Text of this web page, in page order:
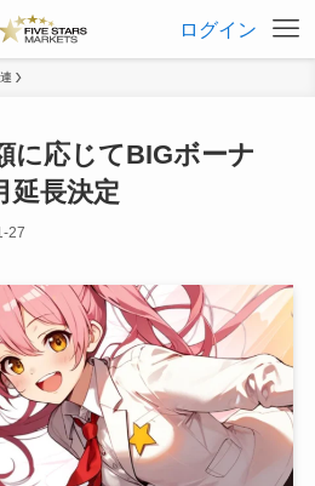
ログイン
に応じてBIGボーナ
延長決定
27